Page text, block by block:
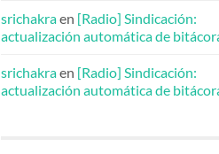
srichakraen [Radio] Sindicación:
actualización automática de
srichakraen [Radio] Sindicación:
actualización automática de